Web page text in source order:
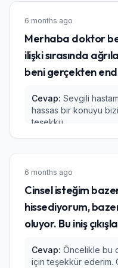
6 months ago
Merhaba doktor
ilişki sırasında
beni gerçekten
Cevap: Sevgili
hassas bir konuyu
teşekkü...
6 months ago
Cinsel isteğim
hissediyorum,
oluyor. Bu iniş
Cevap: Öncelikle bu
için teşekkür ederim.